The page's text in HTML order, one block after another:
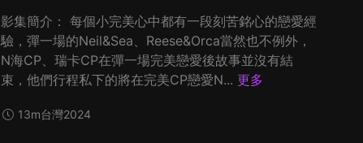
影集簡介： 每個小完美心中都有一段刻苦銘心的戀愛經
驗，彈一場的Neil&Sea、Reese&Orca當然也不例外，
N海CP、瑞卡CP在彈一場完美戀愛後故事並沒有結
束，他們行程私下的將在完美CP戀愛N... 更多
13m台灣2024